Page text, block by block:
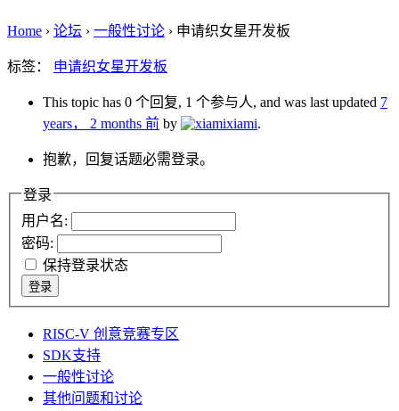
Home › 论坛 › 一般性讨论 › 申请织女星开发板
标签： 申请织女星开发板
This topic has 0 个回复, 1 个参与人, and was last updated 7
years， 2 months 前 by xiami.
抱歉，回复话题必需登录。
登录
用户名:
密码:
保持登录状态
登录
RISC-V 创意竞赛专区
SDK支持
一般性讨论
其他问题和讨论